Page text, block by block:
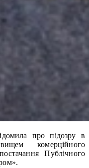
про підозру в
комерційного
Публічного